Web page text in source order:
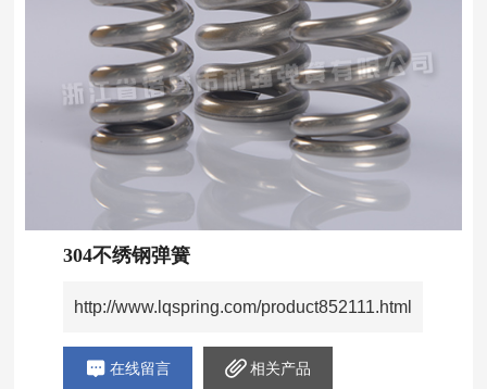
304不绣钢弹簧
http://www.lqspring.com/product852111.html
在线留言 相关产品